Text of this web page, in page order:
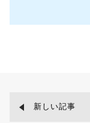
新しい記事